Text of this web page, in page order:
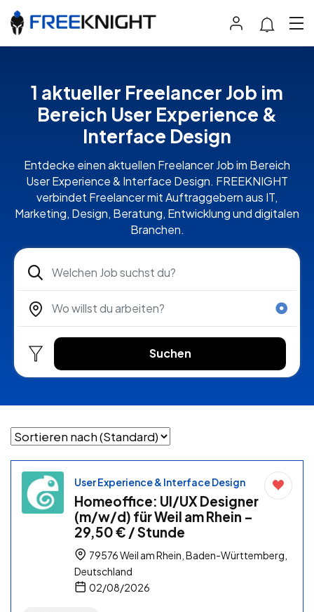
1 aktueller Freelancer Job im
Bereich User Experience &
Interface Design
Entdecke einen aktuellen Freelancer Job im Bereich
User Experience & Interface Design. FREEKNIGHT
verbindet Freelancer mit Auftraggebern aus IT,
Marketing, Design, Beratung, Entwicklung und digitalen
Branchen.
Suchen
User Experience & Interface Design
Homeoffice: UI/UX Designer
(m/w/d) für Weil am Rhein –
29,50 € / Stunde
79576 Weil am Rhein, Baden-Württemberg,
Deutschland
02/08/2026